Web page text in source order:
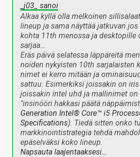
_j03_ sanoi
Alkaa kyllä olla melkoinen
lineup ja sama näyttää jatkuvan
kohta 11th menossa ja desktopille
sarjaa…
Eräs päivä selatessa läppäreitä
noiden nykyisten 10th sarjalaisten
nimet ei kerro mitään ja
sattuu. Esimerkiksi joissakin on
joissakin intel uhd ja mallinimet on
"insinööri hakkasi päätä
Generation Intel® Core™ i5
Specifications). Tiedä sitten onko
markkinointistrategia tehdä
epäselväksi koko lineup.
Napsauta laajentaaksesi…